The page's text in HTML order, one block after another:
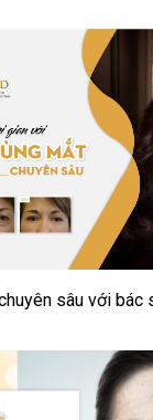
sâu với bác